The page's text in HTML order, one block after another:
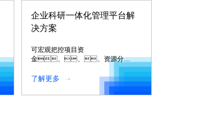
企业科研一体化管理平台解
决方案
可宏观把控项目资
金、、、资源分
配；可实时查看科研项目核心
业务数据报告并进行深度分
析；可实时监控各个项目动
态。。
了解更多